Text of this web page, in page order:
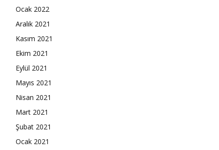
Ocak 2022
Aralık 2021
Kasım 2021
Ekim 2021
Eylül 2021
Mayıs 2021
Nisan 2021
Mart 2021
Şubat 2021
Ocak 2021